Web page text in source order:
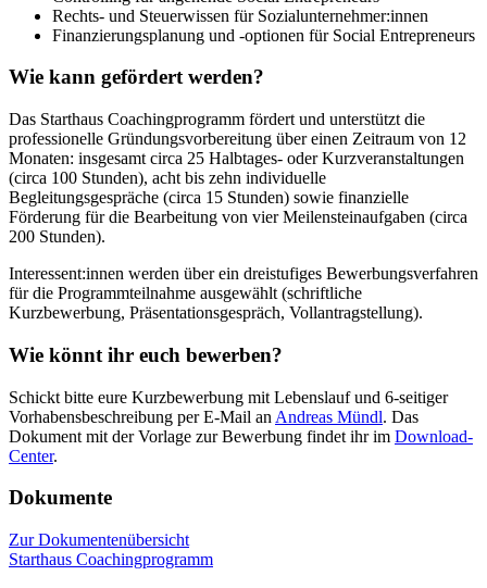
Rechts- und Steuerwissen für Sozialunternehmer:innen
Finanzierungsplanung und -optionen für Social Entrepreneurs
Wie kann gefördert werden?
Das Starthaus Coachingprogramm fördert und unterstützt die
professionelle Gründungsvorbereitung über einen Zeitraum von 12
Monaten: insgesamt circa 25 Halbtages- oder Kurzveranstaltungen
(circa 100 Stunden), acht bis zehn individuelle
Begleitungsgespräche (circa 15 Stunden) sowie finanzielle
Förderung für die Bearbeitung von vier Meilensteinaufgaben (circa
200 Stunden).
Interessent:innen werden über ein dreistufiges Bewerbungsverfahren
für die Programmteilnahme ausgewählt (schriftliche
Kurzbewerbung, Präsentationsgespräch, Vollantragstellung).
Wie könnt ihr euch bewerben?
Schickt bitte eure Kurzbewerbung mit Lebenslauf und 6-seitiger
Vorhabensbeschreibung per E-Mail an Andreas Mündl. Das
Dokument mit der Vorlage zur Bewerbung findet ihr im Download-
Center.
Dokumente
Zur Dokumentenübersicht
Starthaus Coachingprogramm